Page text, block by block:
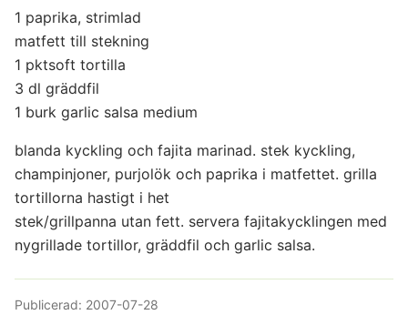
1 paprika, strimlad
matfett till stekning
1 pktsoft tortilla
3 dl gräddfil
1 burk garlic salsa medium
blanda kyckling och fajita marinad. stek kyckling,
champinjoner, purjolök och paprika i matfettet. grilla
tortillorna hastigt i het
stek/grillpanna utan fett. servera fajitakycklingen med
nygrillade tortillor, gräddfil och garlic salsa.
Publicerad: 2007-07-28